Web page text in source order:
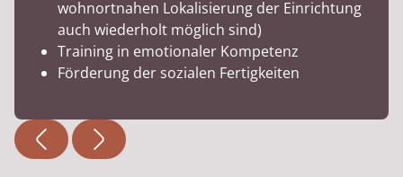
wohnortnahen Lokalisierung der Einrichtung
auch wiederholt möglich sind)
Training in emotionaler Kompetenz
Förderung der sozialen Fertigkeiten